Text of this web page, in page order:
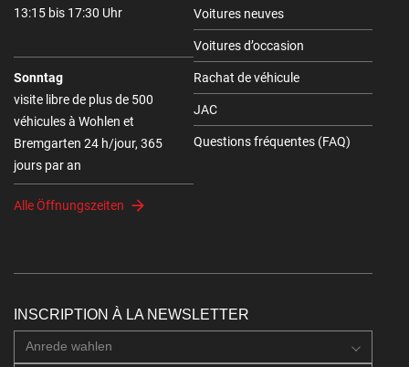
13:15 bis 17:30 Uhr
Sonntag
visite libre de plus de 500
véhicules à Wohlen et
Bremgarten 24 h/jour, 365
jours par an
Alle Öffnungszeiten
Voitures neuves
Voitures d’occasion
Rachat de véhicule
JAC
Questions fréquentes (FAQ)
INSCRIPTION À LA NEWSLETTER
Anrede wahlen